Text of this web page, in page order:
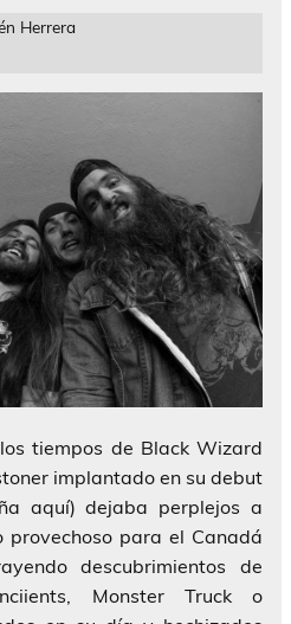
Herrera
tiempos de Black Wizard
implantado en su debut
aquí) dejaba perplejos a
provechoso para el Canadá
descubrimientos de
Monster Truck o